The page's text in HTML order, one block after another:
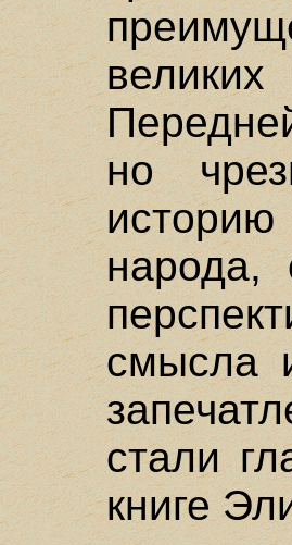
но
народа,
смысла
стали
книге